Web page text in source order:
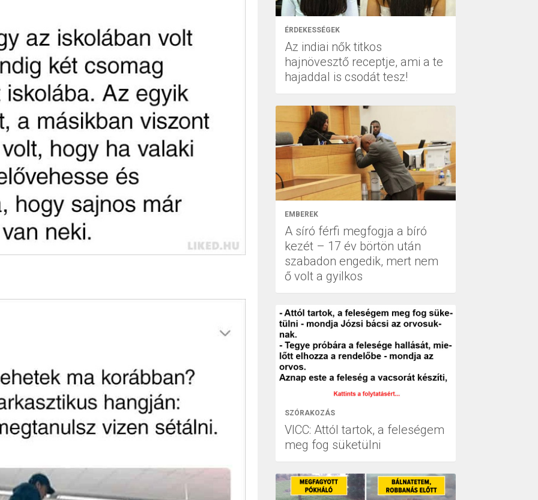
ÉRDEKESSÉGEK
Az indiai nők titkos
hajnövesztő receptje, ami a te
hajaddal is csodát tesz!
EMBEREK
A síró férfi megfogja a bíró
kezét – 17 év börtön után
szabadon engedik, mert nem
ő volt a gyilkos
SZÓRAKOZÁS
VICC: Attól tartok, a feleségem
meg fog süketülni